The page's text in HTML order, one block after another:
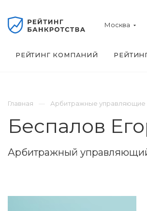
Москва
РЕЙТИНГ КОМПАНИЙ
Главная Арбитражные управляющие
Беспалов
Арбитражный